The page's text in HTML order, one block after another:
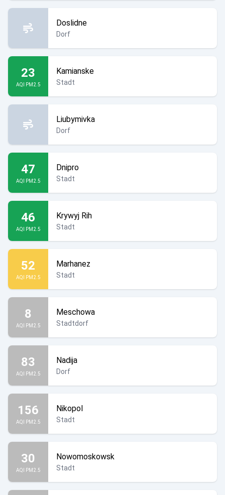
Doslidne
Dorf
23
AQI PM2.5
Kamianske
Stadt
Liubymivka
Dorf
47
AQI PM2.5
Dnipro
Stadt
46
AQI PM2.5
Krywyj Rih
Stadt
52
AQI PM2.5
Marhanez
Stadt
8
AQI PM2.5
Meschowa
Stadtdorf
83
AQI PM2.5
Nadija
Dorf
156
AQI PM2.5
Nikopol
Stadt
30
AQI PM2.5
Nowomoskowsk
Stadt